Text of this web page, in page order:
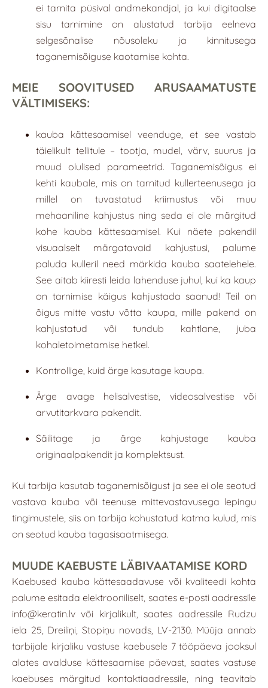
ei tarnita püsival andmekandjal, ja kui digitaalse
sisu tarnimine on alustatud tarbija eelneva
selgesõnalise nõusoleku ja kinnitusega
taganemisõiguse kaotamise kohta.
MEIE SOOVITUSED ARUSAAMATUSTE
VÄLTIMISEKS:
kauba kättesaamisel veenduge, et see vastab
täielikult tellitule – tootja, mudel, värv, suurus ja
muud olulised parameetrid. Taganemisõigus ei
kehti kaubale, mis on tarnitud kullerteenusega ja
millel on tuvastatud kriimustus või muu
mehaaniline kahjustus ning seda ei ole märgitud
kohe kauba kättesaamisel. Kui näete pakendil
visuaalselt märgatavaid kahjustusi, palume
paluda kulleril need märkida kauba saatelehele.
See aitab kiiresti leida lahenduse juhul, kui ka kaup
on tarnimise käigus kahjustada saanud! Teil on
õigus mitte vastu võtta kaupa, mille pakend on
kahjustatud või tundub kahtlane, juba
kohaletoimetamise hetkel.
Kontrollige, kuid ärge kasutage kaupa.
Ärge avage helisalvestise, videosalvestise või
arvutitarkvara pakendit.
Säilitage ja ärge kahjustage kauba
originaalpakendit ja komplektsust.
Kui tarbija kasutab taganemisõigust ja see ei ole seotud
vastava kauba või teenuse mittevastavusega lepingu
tingimustele, siis on tarbija kohustatud katma kulud, mis
on seotud kauba tagasisaatmisega.
MUUDE KAEBUSTE LÄBIVAATAMISE KORD
Kaebused kauba kättesaadavuse või kvaliteedi kohta
palume esitada elektrooniliselt, saates e-posti aadressile
info@keratin.lv või kirjalikult, saates aadressile Rudzu
iela 25, Dreiliņi, Stopiņu novads, LV-2130. Müüja annab
tarbijale kirjaliku vastuse kaebusele 7 tööpäeva jooksul
alates avalduse kättesaamise päevast, saates vastuse
kaebuses märgitud kontaktiaadressile, ning teavitab